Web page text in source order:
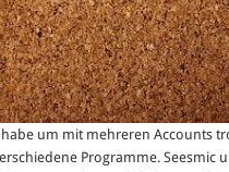
um mit mehreren Accounts
Programme. Seesmic